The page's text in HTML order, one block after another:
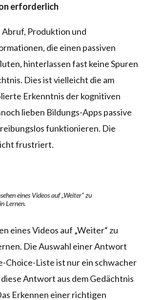
erforderlich
Produktion und
die einen passiven
hinterlassen fast keine Spuren
Dies ist vielleicht die am
Erkenntnis der kognitiven
lieben Bildungs-Apps passive
funktionieren. Die
frustriert.
eines Videos auf „Weiter“ zu
Lernen.
eines Videos auf „Weiter“ zu
Die Auswahl einer Antwort
Choice-Liste ist nur ein schwacher
Antwort aus dem Gedächtnis
Erkennen einer richtigen